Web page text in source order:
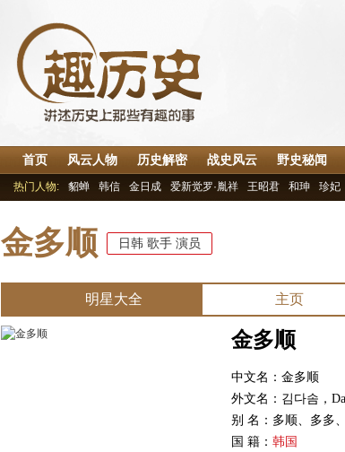
首页 风云人物 历史解密 战史风云 野史秘闻
热门人物:
貂蝉 韩信 金日成 爱新觉罗·胤祥 王昭君 和珅 珍妃
金多顺 日韩 歌手 演员
明星大全 主页
金多顺
中文名：金多顺
外文名：김다솜，
别 名：多顺、多多
国 籍： 韩国